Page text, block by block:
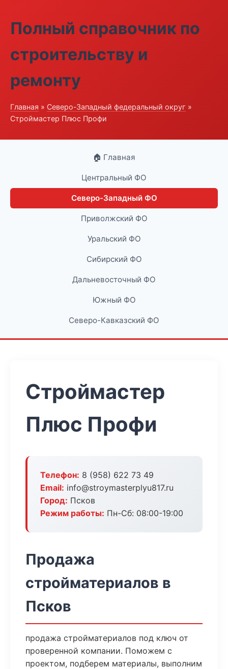
Полный справочник по
строительству и
ремонту
Главная » Северо-Западный федеральный округ »
Строймастер Плюс Профи
🏠 Главная
Центральный ФО
Северо-Западный ФО
Приволжский ФО
Уральский ФО
Сибирский ФО
Дальневосточный ФО
Южный ФО
Северо-Кавказский ФО
Строймастер
Плюс Профи
Телефон: 8 (958) 622 73 49
Email: info@stroymasterplyu817.ru
Город: Псков
Режим работы: Пн-Сб: 08:00-19:00
Продажа
стройматериалов в
Псков
продажа стройматериалов под ключ от
проверенной компании. Поможем с
проектом, подберем материалы, выполним